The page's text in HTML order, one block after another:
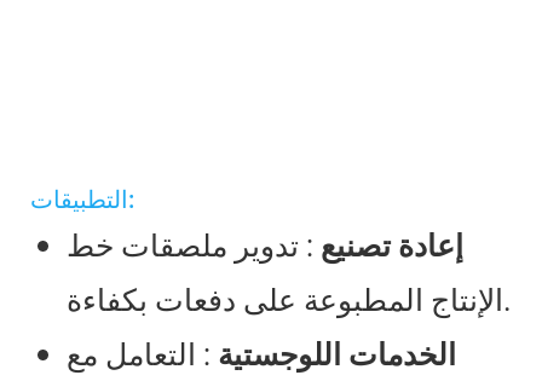
التطبيقات:
إعادة تصنيع : تدوير ملصقات خط
الإنتاج المطبوعة على دفعات بكفاءة.
الخدمات اللوجستية : التعامل مع